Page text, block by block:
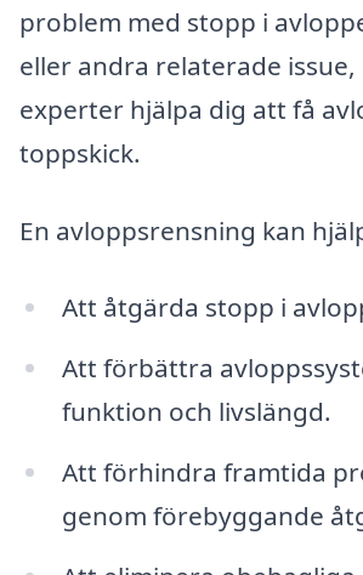
problem med stopp i
eller andra relaterade issue,
experter hjälpa dig att få
toppskick.
En avloppsrensning kan
Att åtgärda stopp i
Att förbättra
funktion och livslängd.
Att förhindra framtida
genom förebyggande